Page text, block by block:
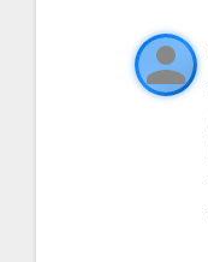
person